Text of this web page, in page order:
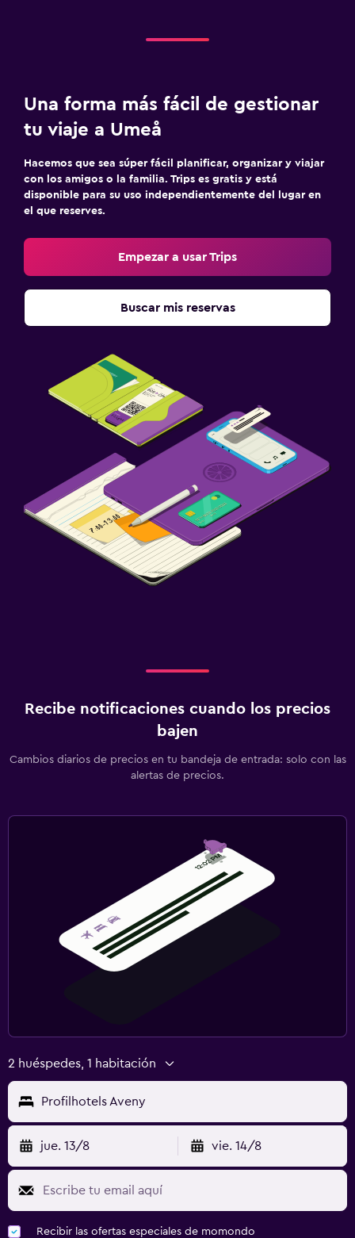
Una forma más fácil de gestionar
tu viaje a Umeå
Hacemos que sea súper fácil planificar, organizar y viajar
con los amigos o la familia. Trips es gratis y está
disponible para su uso independientemente del lugar en
el que reserves.
Empezar a usar Trips
Buscar mis reservas
Recibe notificaciones cuando los precios
bajen
Cambios diarios de precios en tu bandeja de entrada: solo con las
alertas de precios.
2 huéspedes, 1 habitación
Profilhotels Aveny
jue. 13/8 vie. 14/8
Recibir las ofertas especiales de momondo